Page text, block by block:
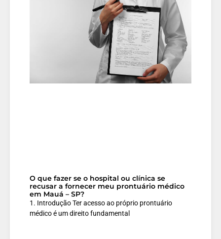
O que fazer se o hospital ou clínica se
recusar a fornecer meu prontuário médico
em Mauá – SP?
1. Introdução Ter acesso ao próprio prontuário
médico é um direito fundamental